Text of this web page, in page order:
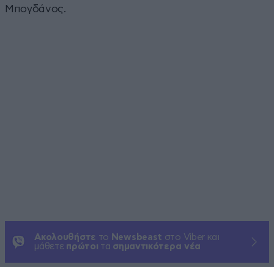
Μπογδάνος.
Ακολουθήστε το Newsbeast στο Viber και
μάθετε πρώτοι τα σημαντικότερα νέα